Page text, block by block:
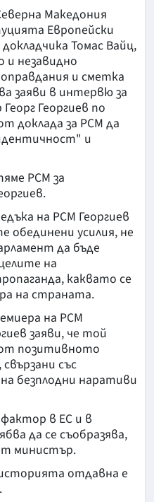
Македония
Европейски
Томас Вайц,
и незавидно
и сметка
заяви в интервю за
Георгиев по
доклада за РСМ да
и
РСМ за
на РСМ Георгиев
обединени усилия, не
да бъде
на
каквато се
на страната.
на РСМ
заяви, че той
от позитивното
със
безплодни наративи
фактор в ЕС и в
да се съобразява,
министър.
отдавна е